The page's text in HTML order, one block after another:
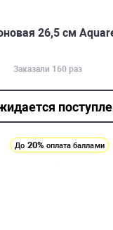
26,5 см
Заказали 160 раз
До 20% оплата баллами